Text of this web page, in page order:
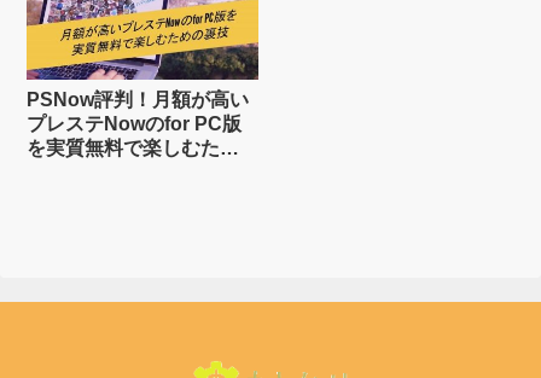
PSNow評判！月額が高い
プレステNowのfor PC版
を実質無料で楽しむため